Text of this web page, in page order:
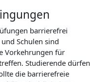
barrierefrei
Schulen sind
Vorkehrungen für
Studierende dürfen
die barrierefreie